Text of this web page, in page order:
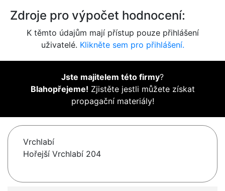
Zdroje pro výpočet hodnocení:
K těmto údajům mají přístup pouze přihlášení
uživatelé. Klikněte sem pro přihlášení.
Jste majitelem této firmy?
Blahopřejeme! Zjistěte jestli můžete získat
propagační materiály!
Vrchlabí
Hořejší Vrchlabí 204